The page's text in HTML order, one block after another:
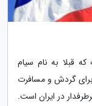
قبلا به نام سیام
برای گردش و مسافرت
در ایران است.